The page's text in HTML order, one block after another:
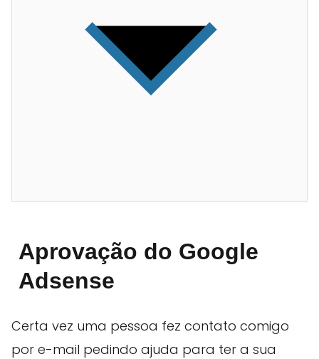
Aprovação do Google
Adsense
Certa vez uma pessoa fez contato comigo
por e-mail pedindo ajuda para ter a sua